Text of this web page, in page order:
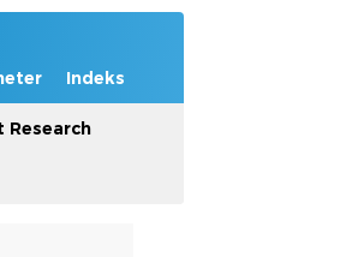
Indeks
Research